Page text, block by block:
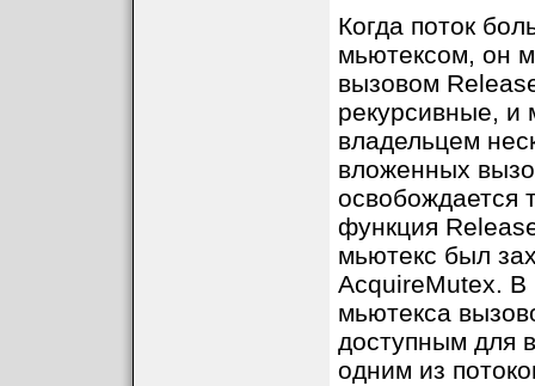
Когда поток
мьютексом, он
вызовом
рекурсивные, и
владельцем
вложенных
освобождается
функция
мьютекс был
AcquireMutex. В
мьютекса
доступным для
одним из